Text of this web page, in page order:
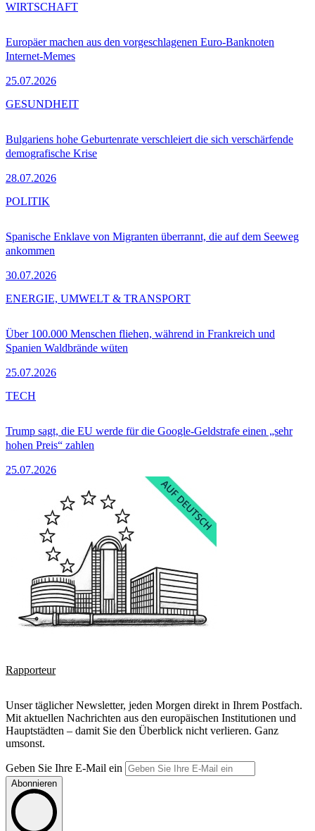
Europäer machen aus den vorgeschlagenen Euro-Banknoten
Internet-Memes
25.07.2026
WIRTSCHAFT
Bulgariens hohe Geburtenrate verschleiert die sich verschärfende
demografische Krise
28.07.2026
GESUNDHEIT
Spanische Enklave von Migranten überrannt, die auf dem Seeweg
ankommen
30.07.2026
POLITIK
Über 100.000 Menschen fliehen, während in Frankreich und
Spanien Waldbrände wüten
25.07.2026
ENERGIE, UMWELT & TRANSPORT
Trump sagt, die EU werde für die Google-Geldstrafe einen „sehr
hohen Preis“ zahlen
25.07.2026
TECH
Rapporteur
Unser täglicher Newsletter, jeden Morgen direkt in Ihrem Postfach.
Mit aktuellen Nachrichten aus den europäischen Institutionen und
Hauptstädten – damit Sie den Überblick nicht verlieren. Ganz
umsonst.
Geben Sie Ihre E-Mail ein
Abonnieren